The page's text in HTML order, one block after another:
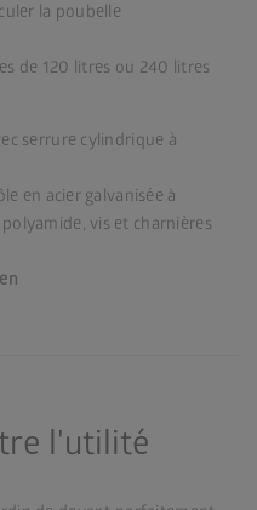
la poubelle
de 120 litres ou 240 litres
serrure cylindrique à
en acier galvanisée à
vis et charnières
l'utilité